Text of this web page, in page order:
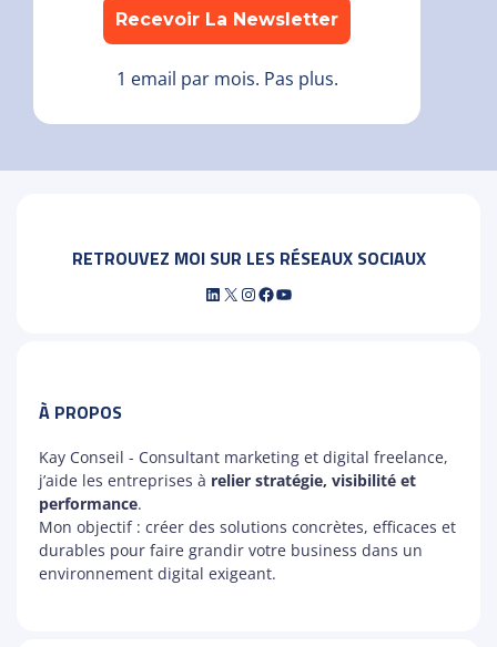
1 email par mois. Pas plus.
RETROUVEZ MOI SUR LES RÉSEAUX SOCIAUX
LinkedInInstagram
Facebook
À PROPOS
Kay Conseil - Consultant marketing et digital freelance,
j’aide les entreprises à relier stratégie, visibilité et
performance.
Mon objectif : créer des solutions concrètes, efficaces et
durables pour faire grandir votre business dans un
environnement digital exigeant.